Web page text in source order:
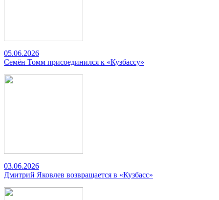
05.06.2026
Семён Томм присоединился к «Кузбассу»
03.06.2026
Дмитрий Яковлев возвращается в «Кузбасс»